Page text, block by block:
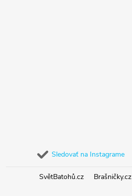
Sledovať na Instagrame
SvětBatohů.cz Brašničky.cz